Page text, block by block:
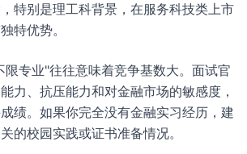
特别是理工科背景，在服务科技类上市
特优势。
限专业"往往意味着竞争基数大。面试官
力、抗压能力和对金融市场的敏感度，
绩。如果你完全没有金融实习经历，建
的校园实践或证书准备情况。